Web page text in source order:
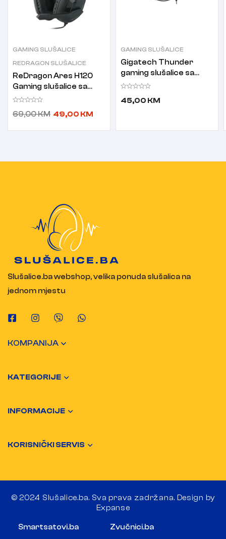
GAMING SLUŠALICE
REDRAGON SLUŠALICE
ReDragon Ares H120
Gaming slušalice sa
mikrofonom crveno
69,00KM 49,00 KM
GAMING SLUŠALICE
Gigatech Thunder
gaming slušalice sa
mikrofonom
45,00 KM
Slušalice.ba webshop, velika ponuda slušalica na
jednom mjestu
KOMPANIJA
KATEGORIJE
INFORMACIJE
KORISNIČKI SERVIS
© 2024 Slušalice.ba. Sva prava zadržana. Design by
Expanse
Smartsatovi.ba Zvučnici.ba